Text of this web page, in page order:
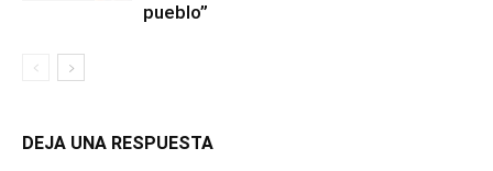
pueblo”
DEJA UNA RESPUESTA